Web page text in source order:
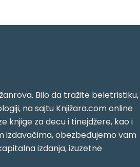
Bilo da tražite beletristiku,
na sajtu Knjižara.com online
knjige za decu i tinejdžere, kao i
izdavačima, obezbeđujemo vam
izdanja, izuzetne